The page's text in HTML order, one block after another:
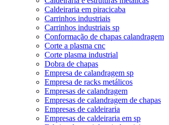
Caldeiraria em piracicaba
Carrinhos industriais
Carrinhos industriais sp
Conformação de chapas calandragem
Corte a plasma cnc
Corte plasma industrial
Dobra de chapas
Empresa de calandragem sp
Empresa de racks metálicos
Empresas de calandragem
Empresas de calandragem de chapas
Empresas de caldeiraria
Empresas de caldeiraria em sp